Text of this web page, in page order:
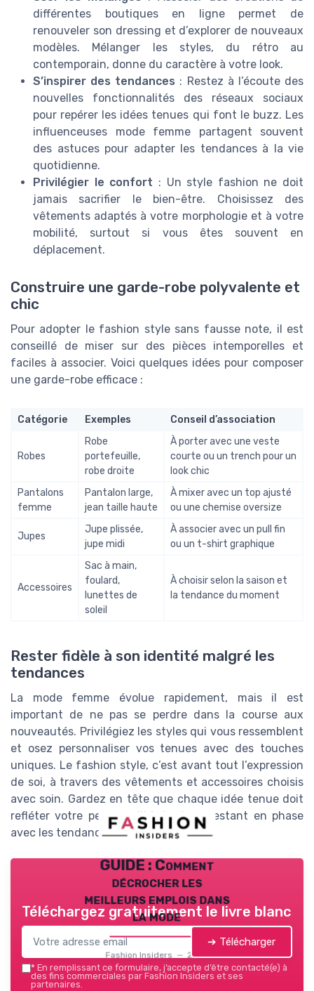
différentes boutiques en ligne permet de
renouveler son dressing et d’explorer de nouveaux
modèles. Mélanger les styles, du rétro au
contemporain, donne du caractère à votre look.
S’inspirer des tendances : Restez à l’écoute des
nouvelles fonctionnalités des réseaux sociaux
pour repérer les idées tenues qui font le buzz. Les
influenceuses mode femme partagent souvent
des astuces pour adapter les tendances à la vie
quotidienne.
Privilégier le confort : Un style fashion ne doit
jamais sacrifier le bien-être. Choisissez des
vêtements adaptés à votre morphologie et à votre
mobilité, surtout si vous êtes souvent en
déplacement.
Construire une garde-robe polyvalente et
chic
Pour adopter le fashion style sans fausse note, il est
conseillé de miser sur des pièces intemporelles et
faciles à associer. Voici quelques idées pour composer
une garde-robe efficace :
Catégorie Exemples Conseil d’association
Robes
Robe
portefeuille,
robe droite
À porter avec une veste
courte ou un trench pour un
look chic
Pantalons
femme
Pantalon large,
jean taille haute
À mixer avec un top ajusté
ou une chemise oversize
Jupes
Jupe plissée,
jupe midi
À associer avec un pull fin
ou un t-shirt graphique
Accessoires
Sac à main,
foulard,
lunettes de
soleil
À choisir selon la saison et
la tendance du moment
Rester fidèle à son identité malgré les
tendances
La mode femme évolue rapidement, mais il est
important de ne pas se perdre dans la course aux
nouveautés. Privilégiez les styles qui vous ressemblent
et osez personnaliser vos tenues avec des touches
uniques. Le fashion style, c’est avant tout l’expression
de soi, à travers des vêtements et accessoires choisis
avec soin. Gardez en tête que chaque idée tenue doit
refléter votre personnalité, tout en restant en phase
avec les tendances actuelles.
GUIDE : Comment
décrocher les
meilleurs emplois dans
la mode
Fashion Insiders — 2026
Téléchargez gratuitement le livre blanc
➔ Télécharger
* En remplissant ce formulaire, j’accepte d’être contacté(e) à
des fins commerciales par Fashion Insiders et ses
partenaires.